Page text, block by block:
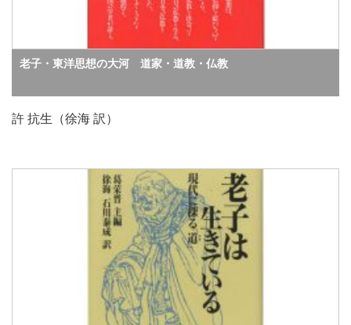
老子・東洋思想の大河 道家・道教・仏教
許 抗生（徐海 訳）